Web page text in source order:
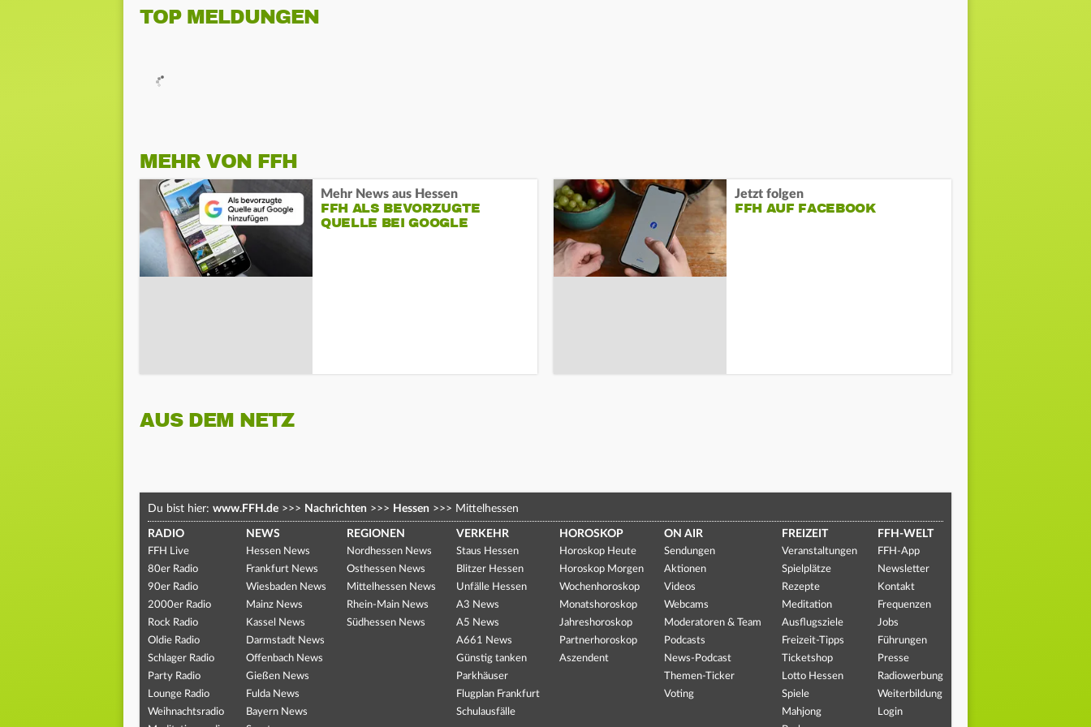
TOP MELDUNGEN
MEHR VON FFH
Mehr News aus Hessen
FFH ALS BEVORZUGTE
QUELLE BEI GOOGLE
Jetzt folgen
FFH AUF FACEBOOK
AUS DEM NETZ
Du bist hier: www.FFH.de >>> Nachrichten >>> Hessen >>> Mittelhessen
RADIO
FFH Live
80er Radio
90er Radio
2000er Radio
Rock Radio
Oldie Radio
Schlager Radio
Party Radio
Lounge Radio
Weihnachtsradio
NEWS
Hessen News
Frankfurt News
Wiesbaden News
Mainz News
Kassel News
Darmstadt News
Offenbach News
Gießen News
Fulda News
Bayern News
REGIONEN
Nordhessen News
Osthessen News
Mittelhessen News
Rhein-Main News
Südhessen News
VERKEHR
Staus Hessen
Blitzer Hessen
Unfälle Hessen
A3 News
A5 News
A661 News
Günstig tanken
Parkhäuser
Flugplan Frankfurt
Schulausfälle
HOROSKOP
Horoskop Heute
Horoskop Morgen
Wochenhoroskop
Monatshoroskop
Jahreshoroskop
Partnerhoroskop
Aszendent
ON AIR
Sendungen
Aktionen
Videos
Webcams
Moderatoren & Team
Podcasts
News-Podcast
Themen-Ticker
Voting
FREIZEIT
Veranstaltungen
Spielplätze
Rezepte
Meditation
Ausflugsziele
Freizeit-Tipps
Ticketshop
Lotto Hessen
Spiele
Mahjong
FFH-WELT
FFH-App
Newsletter
Kontakt
Frequenzen
Jobs
Führungen
Presse
Radiowerbung
Weiterbildung
Login